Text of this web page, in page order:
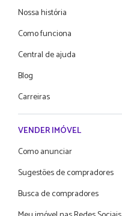
Nossa história
Como funciona
Central de ajuda
Blog
Carreiras
VENDER IMÓVEL
Como anunciar
Sugestões de compradores
Busca de compradores